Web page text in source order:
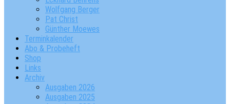
Wolfgang Berger
Pat Christ
Günther Moewes
Terminkalender
Abo & Probeheft
Shop
Links
Archiv
Ausgaben 2026
Ausgaben 2025